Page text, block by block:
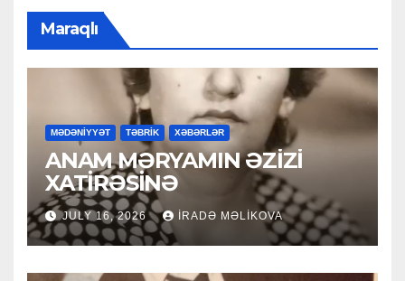
Maraqlı
MƏDƏNİYYƏT TƏBRİK XƏBƏRLƏR
ANAM MƏRYAMIN ƏZİZİ
XATİRƏSİNƏ
JULY 16, 2026 İRADƏ MƏLIKOVA